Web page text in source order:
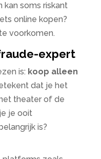
kan soms riskant
online kopen?
voorkomen.
expert
is: koop alleen
dat je het
theater of de
je ooit
is?